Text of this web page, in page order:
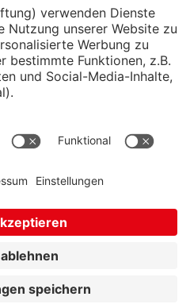
Institut
und